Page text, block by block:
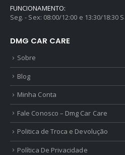
FUNCIONAMENTO:
Seg. - Sex: 08:00/12:00 e 13:30/18:30
DMG CAR CARE
Sobre
Blog
Minha Conta
Fale Conosco – Dmg Car Care
Politica de Troca e Devolução
Política De Privacidade